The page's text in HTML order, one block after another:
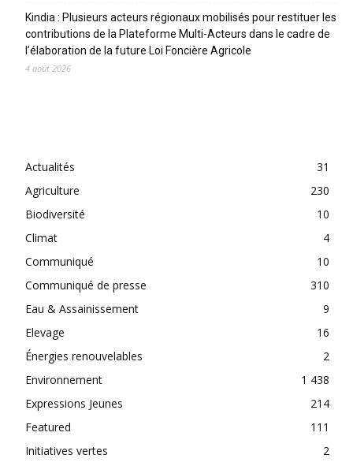
Kindia : Plusieurs acteurs régionaux mobilisés pour restituer les
contributions de la Plateforme Multi-Acteurs dans le cadre de
l’élaboration de la future Loi Foncière Agricole
4 août 2026
Actualités
31
Agriculture
230
Biodiversité
10
Climat
4
Communiqué
10
Communiqué de presse
310
Eau & Assainissement
9
Elevage
16
Énergies renouvelables
2
Environnement
1 438
Expressions Jeunes
214
Featured
111
Initiatives vertes
2